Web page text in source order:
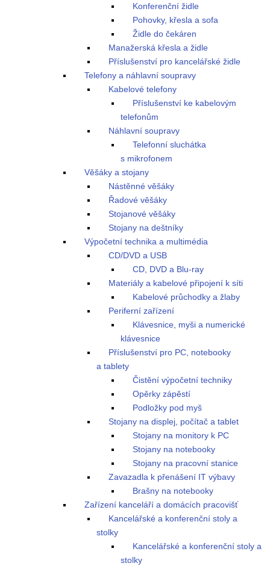
Konferenční židle
Pohovky, křesla a sofa
Židle do čekáren
Manažerská křesla a židle
Příslušenství pro kancelářské židle
Telefony a náhlavní soupravy
Kabelové telefony
Příslušenství ke kabelovým
telefonům
Náhlavní soupravy
Telefonní sluchátka
s mikrofonem
Věšáky a stojany
Nástěnné věšáky
Řadové věšáky
Stojanové věšáky
Stojany na deštníky
Výpočetní technika a multimédia
CD/DVD a USB
CD, DVD a Blu-ray
Materiály a kabelové připojení k síti
Kabelové průchodky a žlaby
Periferní zařízení
Klávesnice, myši a numerické
klávesnice
Příslušenství pro PC, notebooky
a tablety
Čistění výpočetní techniky
Opěrky zápěstí
Podložky pod myš
Stojany na displej, počítač a tablet
Stojany na monitory k PC
Stojany na notebooky
Stojany na pracovní stanice
Zavazadla k přenášení IT výbavy
Brašny na notebooky
Zařízení kanceláří a domácích pracovišť
Kancelářské a konferenční stoly a
stolky
Kancelářské a konferenční stoly a
stolky